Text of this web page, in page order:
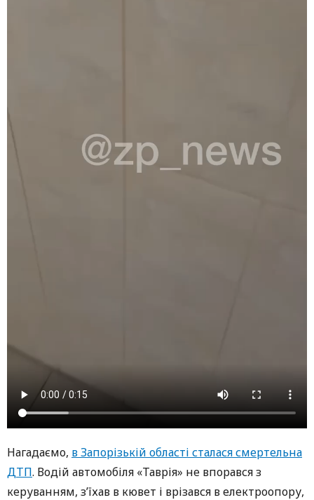
Нагадаємо, в Запорізькій області сталася смертельна
ДТП. Водій автомобіля «Таврія» не впорався з
керуванням, з’їхав в кювет і врізався в електроопору,